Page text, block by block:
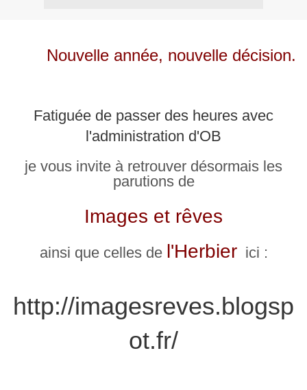
Nouvelle année, nouvelle décision.
Fatiguée de passer des heures avec
l'administration d'OB
je vous invite à retrouver désormais les
parutions de
Images et rêves
ainsi que celles de l'Herbierici :
http://imagesreves.blogsp
ot.fr/